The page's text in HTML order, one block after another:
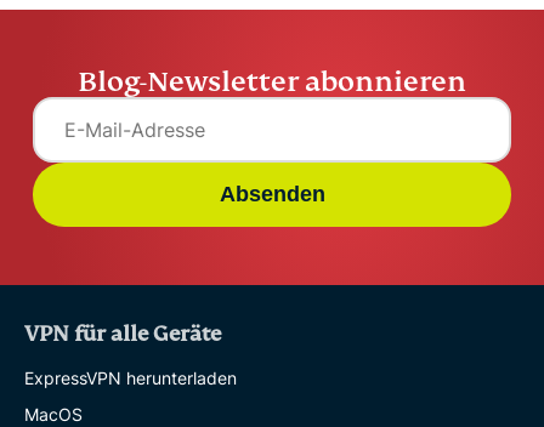
Blog-Newsletter abonnieren
Absenden
VPN für alle Geräte
ExpressVPN herunterladen
MacOS